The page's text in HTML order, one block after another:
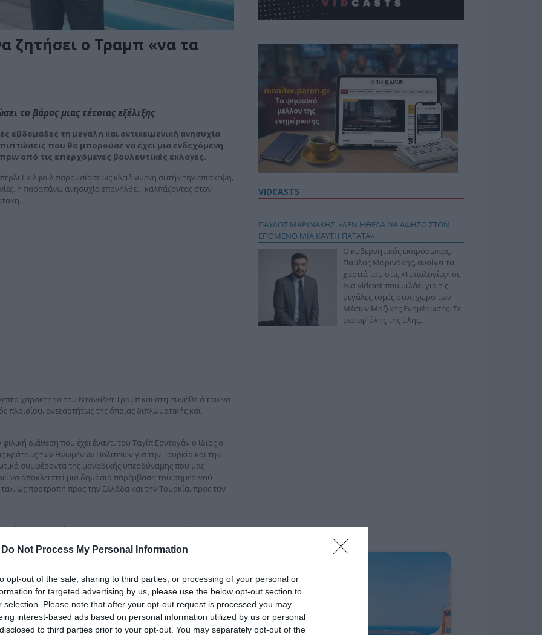
Do Not Process My Personal Information
opt-out of the sale, sharing to third parties, or processing of your personal or
for targeted advertising by us, please use the below opt-out section to
selection. Please note that after your opt-out request is processed you may
interest-based ads based on personal information utilized by us or personal
to third parties prior to your opt-out. You may separately opt-out of the
ζητήσει ο Τραμπ «να τα
το βάρος μιας τέτοιας εξέλιξης
εβδομάδες τη μεγάλη και αντικειμενική α­νησυχία
που θα μπορούσε να έχει μια ενδεχόμενη
από τις επερχόμενες βουλευτικές εκλογές.
Γκίλφοϊλ παρουσίασε ως κλειδωμένη αυτήν την επίσκεψη,
η παραπάνω ανησυχία επανήλθε… καλπάζο­ντας στον
χαρακτήρα του Ντόναλντ Τραμπ και στη συνήθειά του να
πλαισίου, ανεξαρτήτως της όποιας διπλωματικής και
διάθεση που έχει έναντι του Ταγίπ Ερντογάν ο ίδιος ο
των Ηνωμένων Πολιτειών για την Τουρκία και την
συμφέροντα της μοναδικής υπερδύναμης που μας
να αποκλειστεί μια δημόσια παρέμβαση του σημερινού
ως προτροπή προς την Ελλάδα και την Τουρκία, προς τον
προοπτική της συνεκμετάλλευσης στο Αιγαίο, που
της χώρας μας, καθώς είναι περίπου αδιανόητο να σκεφτεί
σαν και αυτή που διέρχεται τα τελευταία χρόνια ο
σεισμική αλλαγή στον εθνικό ιστό.
δεν θα μπορούσε να σηκώσει το βάρος μιας τέτοιας
Ελλάδα πριν από τις επερχόμενες βουλευτικές εκλογές και
η κυβέρνηση και ο ίδιος ο πρωθυπουργός θα περιέλθουν σε
VIDCASTS
ΠΑΥΛΟΣ ΜΑΡΙΝΑΚΗΣ: «ΔΕΝ ΗΘΕΛΑ ΝΑ ΑΦΗΣΩ ΣΤΟΝ
ΕΠΟΜΕΝΟ ΜΙΑ ΚΑΥΤΗ ΠΑΤΑΤΑ»
Ο κυβερνητικός εκπρόσωπος,
Παύλος Μαρινάκης, ανοίγει τα
χαρτιά του στις «Τυπολογίες» σε
ένα vidcast που μιλάει για τις
μεγάλες τομές στον χώρο των
Μέσων Μαζικής Ενημέρωσης. Σε
μια εφ’ όλης της ύλης